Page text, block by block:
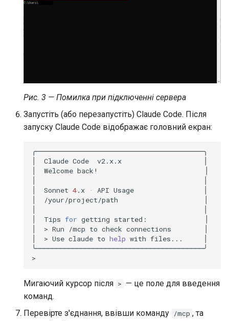
Рис. 3 — Помилка при підключенні сервера
Запустіть (або перезапустіть) Claude Code. Після
запуску Claude Code відображає головний екран:
╭─────────────────────────────────────────╮
Claude Code v2.x.x
Welcome back!
Sonnet 4.x · API Usage
/your/project/path
Tips for getting started:
> Run /mcp to check connections
> Use claude to help with files...
╰─────────────────────────────────────────╯
Мигаючий курсор після > — це поле для введення
команд.
Перевірте з'єднання, ввівши команду /mcp , та